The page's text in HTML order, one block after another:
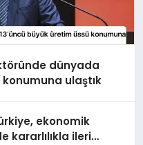
dünyada
ulaştık
ekonomik
kararlılıkla ileri